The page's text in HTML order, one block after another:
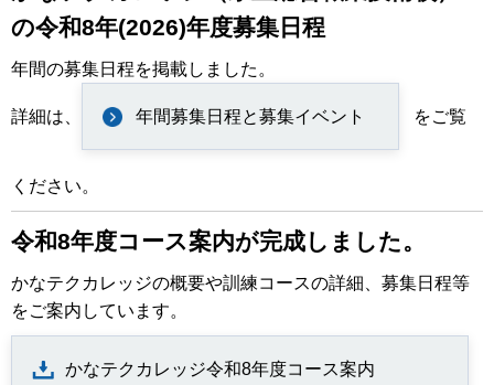
の令和8年(2026)年度募集日程
年間の募集日程を掲載しました。
詳細は、 年間募集日程と募集イベント をご覧
ください。
令和8年度コース案内が完成しました。
かなテクカレッジの概要や訓練コースの詳細、募集日程等
をご案内しています。
かなテクカレッジ令和8年度コース案内